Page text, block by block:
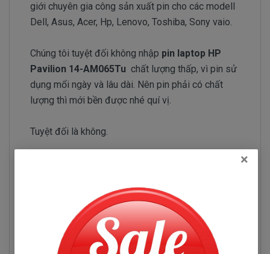
giới chuyên gia công sản xuất pin cho các modell
Dell, Asus, Acer, Hp, Lenovo, Toshiba, Sony vaio.
Chúng tôi tuyệt đối không nhập pin laptop HP
Pavilion 14-AM065Tu chất lượng thấp, vì pin sử
dụng mổi ngày và lâu dài. Nên pin phải có chất
lượng thì mới bền được nhé quí vị.
Tuyệt đối là không.
tuyển chọn những nhà phân phối pin có uy tín và
chuyên sản xuất pin chất lượng tốt.
×